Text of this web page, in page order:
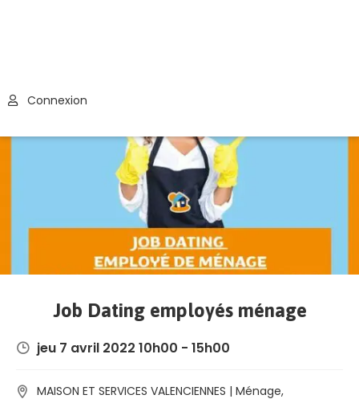
Connexion
Job Dating employés ménage
jeu 7 avril 2022 10h00 - 15h00
MAISON ET SERVICES VALENCIENNES | Ménage,